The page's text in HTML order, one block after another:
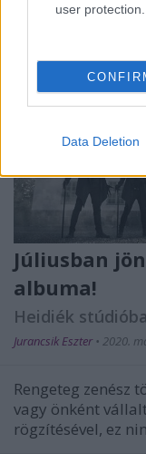
user protection.
Data Deletion
Júliusban
albuma!
Heidiék
Jurancsik Eszter • 2020.
Rengeteg zenész
vagy önként
rögzítésével, ez